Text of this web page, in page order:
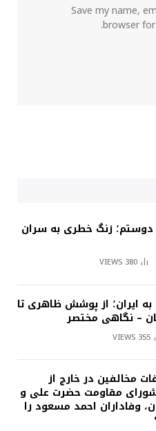
Save my name,
browser
دوستم؛ زنگ خطری به سران
380
VIEWS
ایران؛ از پوشش ظاهری تا
– نگاهی مختصر
355
VIEWS
مخالفین در خارج از
مقاومت حضرت علی و
وفاداران احمد مسعود را